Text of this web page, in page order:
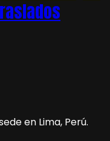
en Lima, Perú.